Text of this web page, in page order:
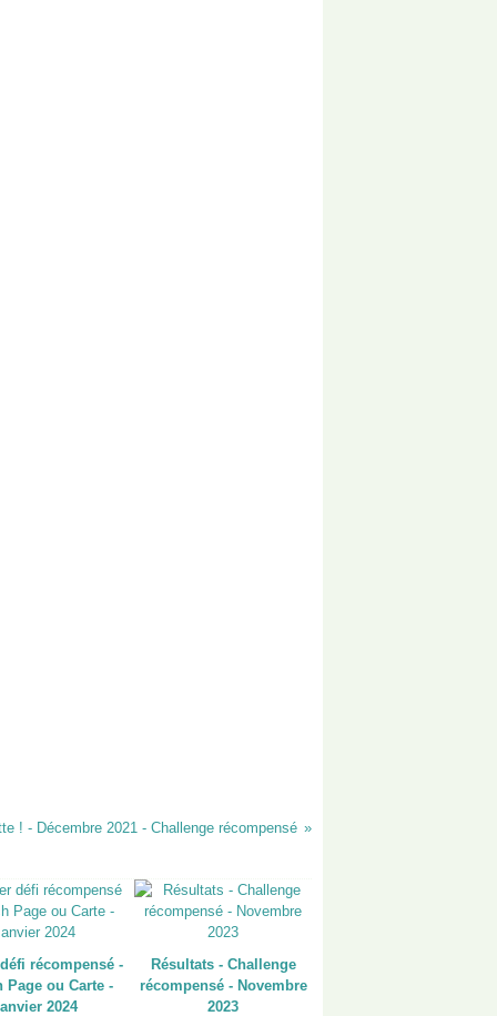
! - Décembre 2021 - Challenge récompensé
récompensé -
Page ou Carte -
2024
Résultats - Challenge
récompensé - Novembre
2023